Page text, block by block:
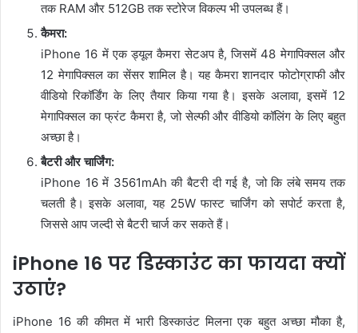
तक RAM और 512GB तक स्टोरेज विकल्प भी उपलब्ध हैं।
कैमरा:
iPhone 16 में एक ड्यूल कैमरा सेटअप है, जिसमें 48 मेगापिक्सल और
12 मेगापिक्सल का सेंसर शामिल है। यह कैमरा शानदार फोटोग्राफी और
वीडियो रिकॉर्डिंग के लिए तैयार किया गया है। इसके अलावा, इसमें 12
मेगापिक्सल का फ्रंट कैमरा है, जो सेल्फी और वीडियो कॉलिंग के लिए बहुत
अच्छा है।
बैटरी और चार्जिंग:
iPhone 16 में 3561mAh की बैटरी दी गई है, जो कि लंबे समय तक
चलती है। इसके अलावा, यह 25W फास्ट चार्जिंग को सपोर्ट करता है,
जिससे आप जल्दी से बैटरी चार्ज कर सकते हैं।
iPhone 16 पर डिस्काउंट का फायदा क्यों
उठाएं?
iPhone 16 की कीमत में भारी डिस्काउंट मिलना एक बहुत अच्छा मौका है,